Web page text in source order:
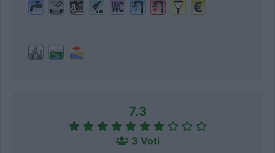
7.3
3 Voti